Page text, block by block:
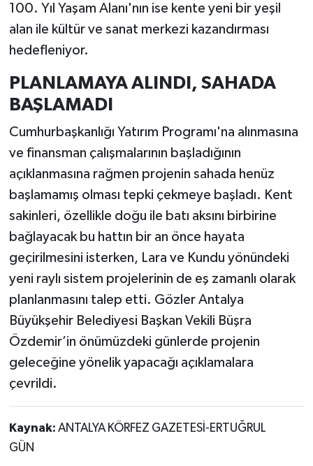
100. Yıl Yaşam Alanı'nın ise kente yeni bir yeşil
alan ile kültür ve sanat merkezi kazandırması
hedefleniyor.
PLANLAMAYA ALINDI, SAHADA
BAŞLAMADI
Cumhurbaşkanlığı Yatırım Programı'na alınmasına
ve finansman çalışmalarının başladığının
açıklanmasına rağmen projenin sahada henüz
başlamamış olması tepki çekmeye başladı. Kent
sakinleri, özellikle doğu ile batı aksını birbirine
bağlayacak bu hattın bir an önce hayata
geçirilmesini isterken, Lara ve Kundu yönündeki
yeni raylı sistem projelerinin de eş zamanlı olarak
planlanmasını talep etti. Gözler Antalya
Büyükşehir Belediyesi Başkan Vekili Büşra
Özdemir’in önümüzdeki günlerde projenin
geleceğine yönelik yapacağı açıklamalara
çevrildi.
Kaynak: ANTALYA KÖRFEZ GAZETESİ-ERTUĞRUL
GÜN